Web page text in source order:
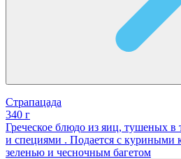
Страпацада
340 г
Греческое блюдо из яиц, тушеных в
и специями . Подается с куриными
зеленью и чесночным багетом